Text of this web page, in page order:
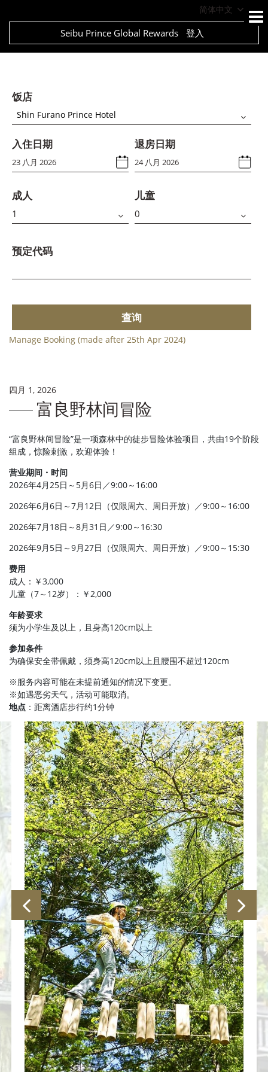
简体中文
Seibu Prince Global Rewards 登入
饭店
Shin Furano Prince Hotel
入住日期 退房日期
成人 儿童
预定代码
查询
Manage Booking (made after 25th Apr 2024)
四月 1, 2026
富良野林间冒险
“富良野林间冒险”是一项森林中的徒步冒险体验项目，共由19个阶段
组成，惊险刺激，欢迎体验！
营业期间・时间
2026年4月25日～5月6日／9:00～16:00
2026年6月6日～7月12日（仅限周六、周日开放）／9:00～16:00
2026年7月18日～8月31日／9:00～16:30
2026年9月5日～9月27日（仅限周六、周日开放）／9:00～15:30
费用
成人：￥3,000
儿童（7～12岁）：￥2,000
年龄要求
须为小学生及以上，且身高120cm以上
参加条件
为确保安全带佩戴，须身高120cm以上且腰围不超过120cm
※服务内容可能在未提前通知的情况下变更。
※如遇恶劣天气，活动可能取消。
地点 ：距离酒店步行约1分钟